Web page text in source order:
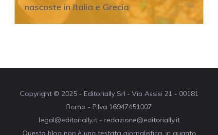
nascoste in Italia e Grecia
Copyright © 2025 - Editorially Srl - Via Assisi 21 - 00181
Roma - P.Iva 16947451007
legal@editorially.it - redazione@editorially.it
Questo blog non è una testata giornalistica, in quanto